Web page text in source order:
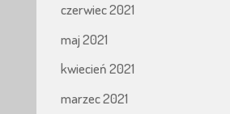
czerwiec 2021
maj 2021
kwiecień 2021
marzec 2021